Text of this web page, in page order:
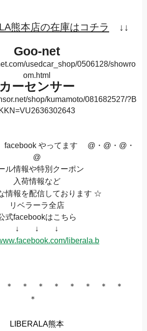
熊本店の在庫はコチラ ↓↓
Goo-net
usedcar_shop/0506128/showro
om.html
カーセンサー
shop/kumamoto/081682527/?B
KKN=VU2636302643
やってます @・@・@・
@
ル情報や特別クーポン
入荷情報など
情報を配信しております ☆
リベラーラ全店
式facebookはこちら
↓ ↓ ↓
liberala.b
＊ ＊ ＊ ＊ ＊ ＊ ＊ ＊
＊
LIBERALA熊本